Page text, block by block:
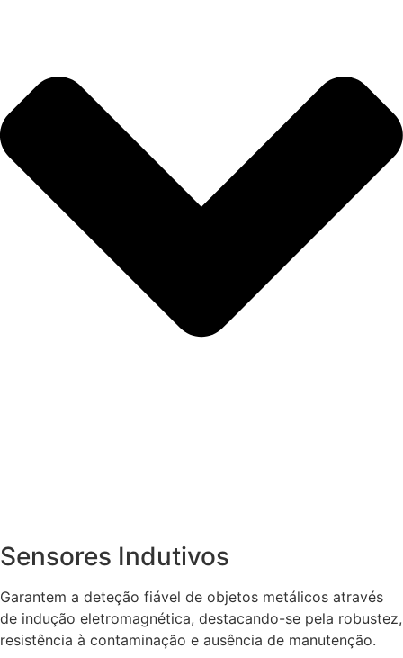
Sensores Indutivos
Garantem a deteção fiável de objetos metálicos através
de indução eletromagnética, destacando-se pela robustez,
resistência à contaminação e ausência de manutenção.